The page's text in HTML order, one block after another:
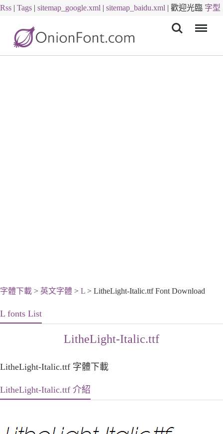
Rss | Tags | sitemap_google.xml | sitemap_baidu.xml | 歡迎光臨 字型
字體下載 > 英文字體 > L > LitheLight-Italic.ttf Font Download
L fonts List
LitheLight-Italic.ttf
LitheLight-Italic.ttf 字體下載
LitheLight-Italic.ttf 介紹